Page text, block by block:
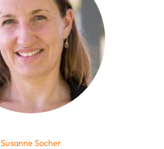
Susanne Socher